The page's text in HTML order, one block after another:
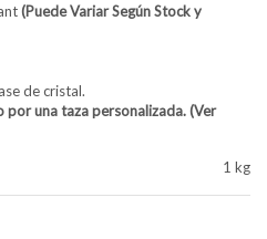
(Puede Variar Según Stock y
de cristal.
por una taza personalizada. (Ver
1 kg